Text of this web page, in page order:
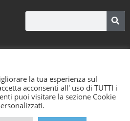
SRL © [year] | Powered by
la tua esperienza sul
acconsenti all' uso di TUTTI i
puoi visitare la sezione Cookie